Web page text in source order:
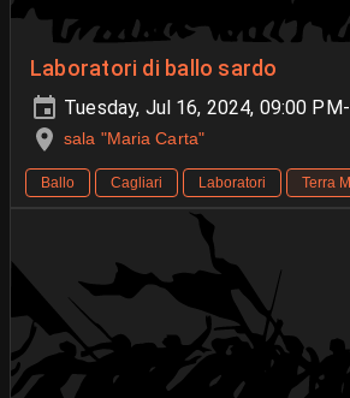
Laboratori di ballo sardo
Tuesday, Jul 16, 2024, 09:00
sala "Maria Carta"
Ballo Cagliari Laboratori Terra